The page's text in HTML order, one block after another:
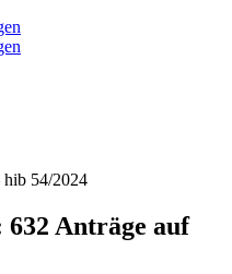
54/2024
Anträge auf